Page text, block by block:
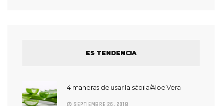
ES TENDENCIA
4 maneras de usar la sábila/Aloe Vera